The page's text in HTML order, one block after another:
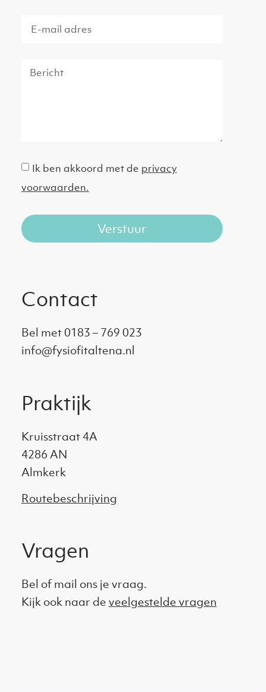
Ik ben akkoord met de privacy
voorwaarden.
Verstuur
Contact
Bel met 0183 – 769 023
info@fysiofitaltena.nl
Praktijk
Kruisstraat 4A
4286 AN
Almkerk
Routebeschrijving
Vragen
Bel of mail ons je vraag.
Kijk ook naar de veelgestelde vragen